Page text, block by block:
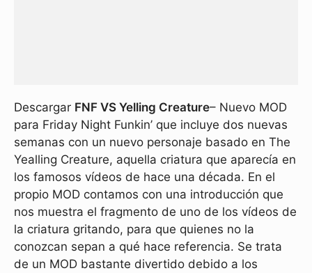
Descargar FNF VS Yelling Creature– Nuevo MOD
para Friday Night Funkin’ que incluye dos nuevas
semanas con un nuevo personaje basado en The
Yealling Creature, aquella criatura que aparecía en
los famosos vídeos de hace una década. En el
propio MOD contamos con una introducción que
nos muestra el fragmento de uno de los vídeos de
la criatura gritando, para que quienes no la
conozcan sepan a qué hace referencia. Se trata
de un MOD bastante divertido debido a los